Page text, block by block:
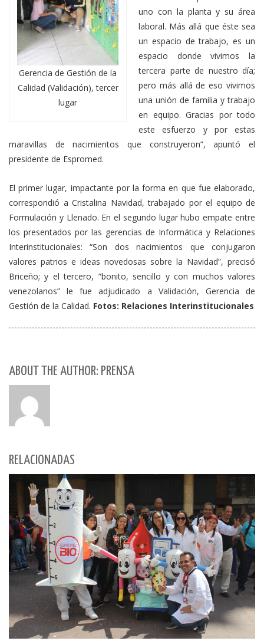
Gerencia de Gestión de la
Calidad (Validación), tercer
lugar
uno con la planta y su área
laboral. Más allá que éste sea
un espacio de trabajo, es un
espacio donde vivimos la
tercera parte de nuestro día;
pero más allá de eso vivimos
una unión de familia y trabajo
en equipo. Gracias por todo
este esfuerzo y por estas
maravillas de nacimientos que construyeron”, apuntó el
presidente de Espromed.
El primer lugar, impactante por la forma en que fue elaborado,
correspondió a Cristalina Navidad, trabajado por el equipo de
Formulación y Llenado. En el segundo lugar hubo empate entre
los presentados por las gerencias de Informática y Relaciones
Interinstitucionales: “Son dos nacimientos que conjugaron
valores patrios e ideas novedosas sobre la Navidad”, precisó
Briceño; y el tercero, “bonito, sencillo y con muchos valores
venezolanos” le fue adjudicado a Validación, Gerencia de
Gestión de la Calidad. Fotos: Relaciones Interinstitucionales
ABOUT THE AUTHOR: PRENSA
RELACIONADAS